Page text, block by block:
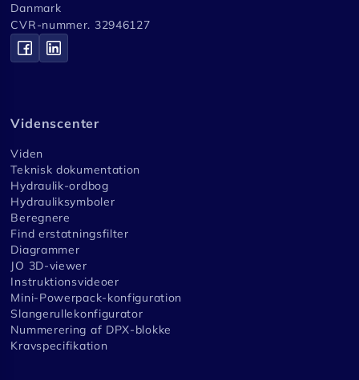
Danmark
CVR-nummer. 32946127
Videnscenter
Viden
Teknisk dokumentation
Hydraulik-ordbog
Hydrauliksymboler
Beregnere
Find erstatningsfilter
Diagrammer
JO 3D-viewer
Instruktionsvideoer
Mini-Powerpack-konfiguration
Slangerullekonfigurator
Nummerering af DPX-blokke
Kravspecifikation